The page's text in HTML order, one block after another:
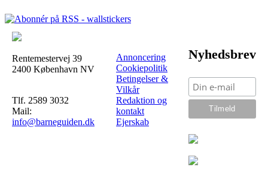
Rentemestervej 39
2400 København NV
Tlf. 2589 3032
Mail:
info@barneguiden.dk
Annoncering
Cookiepolitik
Betingelser &
Vilkår
Redaktion og
kontakt
Ejerskab
Nyhedsbrev